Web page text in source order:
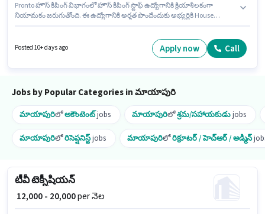
Pronto హౌస్ కీపింగ్ విభాగంలో హౌస్ కీపింగ్ స్టాఫ్ ఉద్యోగానికి క్రియాశీలకంగా
నియామకం జరుగుతోంది. ఈ ఉద్యోగానికి అర్హత పొందేందుకు అభ్యర్థికి House
చేసుకోవచ్చు. ఈ ఉద్యోగానికి Fixed జీతం అందుబాటులో ఉంది. ఈ ఉద్యోగం
మాయాపురి, ఢిల్లీ లో ఉంది. ఈ ఉద్యోగం 0 - 6 ఏళ్లు సంవత్సరాల అనుభవం ఉన్న
Posted 10+ days ago Apply now Call
Jobs by Popular Categories in మాయాపురి
మాయాపురిలోఅకౌంటెంట్jobs మాయాపురిలోశ్రమ/సహాయకుడుjobs
మాయాపురిలోరిసెప్షనిస్ట్jobs మాయాపురిలోరిక్రూటర్ / హెచ్ఆర్ / అడ్మిన్
టీవీ టెక్నీషియన్
₹ 12,000 - 20,000per నెల